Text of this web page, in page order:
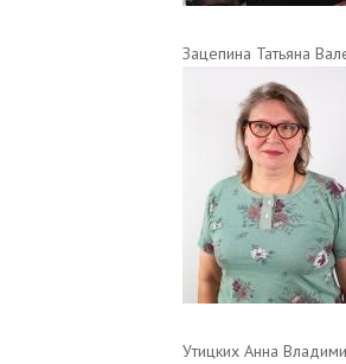
Зацепина Татьяна
Утицких Анна